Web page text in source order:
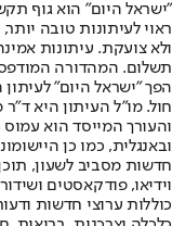
"ישראל היום" הוא גוף
ראוי לעיתונות טובה
ולא צועקת. עיתונות
הפך "ישראל היום"
חול. מו"ל העיתון היא
והעורך המייסד הוא
חדשות מסביב לשעון,
וידיאו, פודקאסטים
כוללות ערוצי חדשות